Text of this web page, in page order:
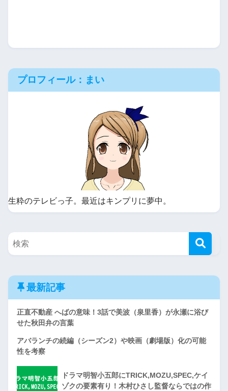
プロフィール：まい
生粋のテレビっ子。最近はキンプリに夢中。
最新記事
正直不動産 へばの意味！3話で美波（泉里香）が永瀬に浴び
せた秋田弁の言葉
アバランチの続編（シーズン2）や映画（劇場版）化の可能
性を考察
ドラマ明智小五郎にTRICK,MOZU,SPEC,ケイ
ゾクの要素有り！木村ひさし監督ならではの作